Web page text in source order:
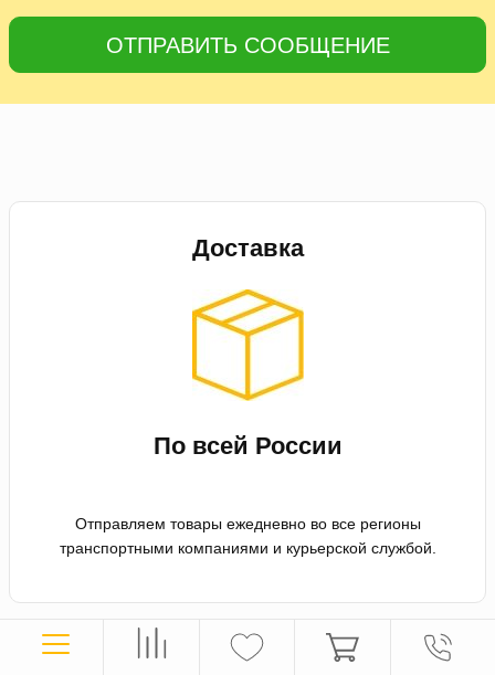
ОТПРАВИТЬ СООБЩЕНИЕ
Доставка
По всей России
Отправляем товары ежедневно во все регионы
транспортными компаниями и курьерской службой.
Оплата